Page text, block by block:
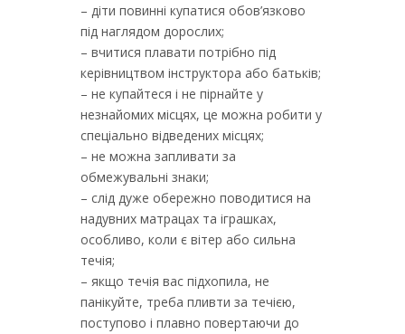
– діти повинні купатися обов’язково
під наглядом дорослих;
– вчитися плавати потрібно під
керівництвом інструктора або батьків;
– не купайтеся i не пірнайте у
незнайомих місцях, це можна робити у
спеціально відведених місцях;
– не можна запливати за
обмежувальні знаки;
– слід дуже обережно поводитися на
надувних матрацах та іграшках,
особливо, коли є вітер або сильна
течія;
– якщо течія вас підхопила, не
панікуйте, треба пливти за течією,
поступово i плавно повертаючи до